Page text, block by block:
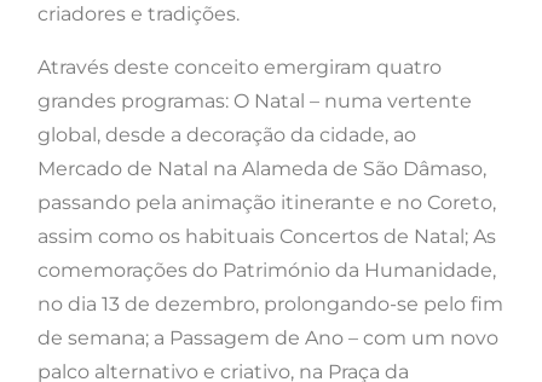
criadores e tradições.
Através deste conceito emergiram quatro
grandes programas: O Natal – numa vertente
global, desde a decoração da cidade, ao
Mercado de Natal na Alameda de São Dâmaso,
passando pela animação itinerante e no Coreto,
assim como os habituais Concertos de Natal; As
comemorações do Património da Humanidade,
no dia 13 de dezembro, prolongando-se pelo fim
de semana; a Passagem de Ano – com um novo
palco alternativo e criativo, na Praça da